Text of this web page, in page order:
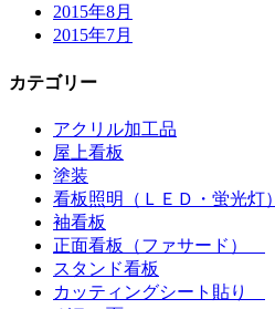
2015年8月
2015年7月
カテゴリー
アクリル加工品
屋上看板
塗装
看板照明（ＬＥＤ・蛍光灯）
袖看板
正面看板（ファサード）
スタンド看板
カッティングシート貼り